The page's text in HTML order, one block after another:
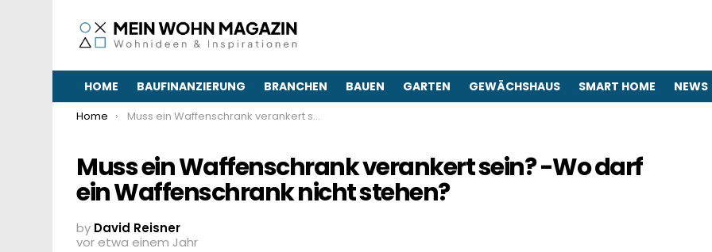
HOME BAUFINANZIERUNG BRANCHEN BAUEN GARTEN GEWÄCHSHAUS SMART HOME NEWS
You are here:
Home Muss ein Waffenschrank verankert sein? -Wo darf ein Waffenschrank nicht stehen?
Muss ein Waffenschrank verankert sein? -Wo darf
ein Waffenschrank nicht stehen?
by David Reisner
vor etwa einem Jahr